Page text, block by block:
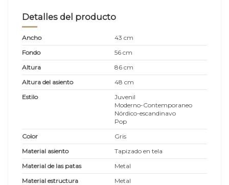
Detalles del producto
Ancho
43 cm
Fondo
56 cm
Altura
86 cm
Altura del asiento
48 cm
Estilo
Juvenil
Moderno-Contemporaneo
Nórdico-escandinavo
Pop
Color
Gris
Material asiento
Tapizado en tela
Material de las patas
Metal
Material estructura
Metal